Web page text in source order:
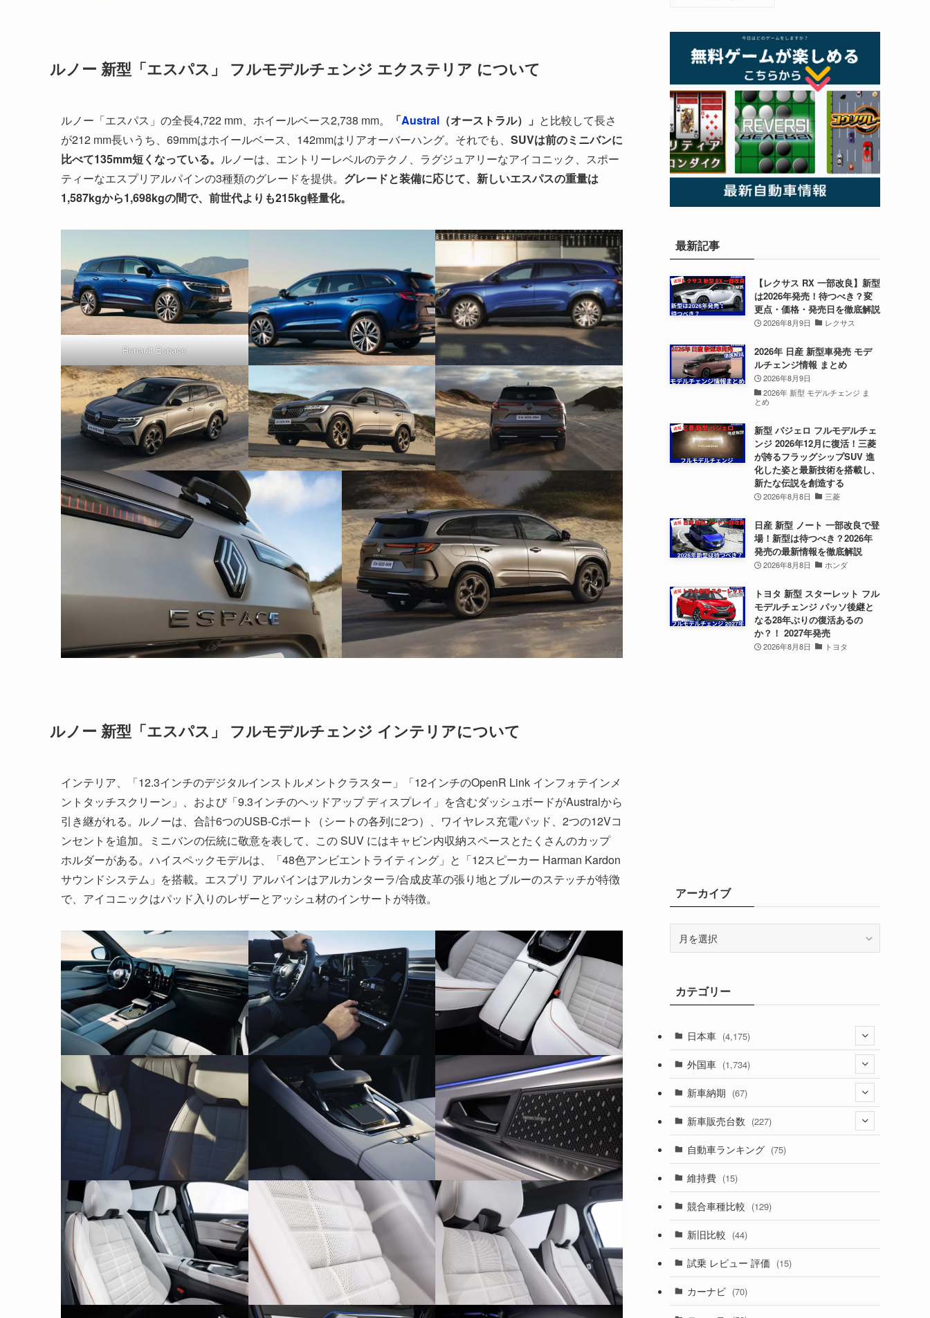
ルノー 新型「エスパス」 フルモデルチェンジ エクステリア について
ルノー「エスパス」の全長4,722 mm、ホイールベース2,738 mm。 「Austral （オーストラル）」 と比較して長さ
が212 mm長いうち、69mmはホイールベース、142mmはリアオーバーハング。それでも、 SUVは前のミニバンに
比べて135mm短くなっている。 ルノーは、エントリーレベルのテクノ、ラグジュアリーなアイコニック、スポー
ティーなエスプリアルパインの3種類のグレードを提供。 グレードと装備に応じて、新しいエスパスの重量は
1,587kgから1,698kgの間で、前世代よりも215kg軽量化。
Renault Espace
ルノー 新型「エスパス」 フルモデルチェンジ インテリアについて
インテリア、「12.3インチのデジタルインストルメントクラスター」「12インチのOpenR Link インフォテインメ
ントタッチスクリーン」、および「9.3インチのヘッドアップ ディスプレイ」を含むダッシュボードがAustralから
引き継がれる。ルノーは、合計6つのUSB-Cポート（シートの各列に2つ）、ワイヤレス充電パッド、2つの12Vコ
ンセントを追加。ミニバンの伝統に敬意を表して、この SUV にはキャビン内収納スペースとたくさんのカップ
ホルダーがある。ハイスペックモデルは、「48色アンビエントライティング」と「12スピーカー Harman Kardon
サウンドシステム」を搭載。エスプリ アルパインはアルカンターラ/合成皮革の張り地とブルーのステッチが特徴
で、アイコニックはパッド入りのレザーとアッシュ材のインサートが特徴。
最新記事
【レクサス RX 一部改良】新型
は2026年発売！待つべき？変
更点・価格・発売日を徹底解説
2026年8月9日 レクサス
2026年 日産 新型車発売 モデ
ルチェンジ情報 まとめ
2026年8月9日
2026年 新型 モデルチェンジ ま
とめ
新型 パジェロ フルモデルチェ
ンジ 2026年12月に復活！三菱
が誇るフラッグシップSUV 進
化した姿と最新技術を搭載し、
新たな伝説を創造する
2026年8月8日 三菱
日産 新型 ノート 一部改良で登
場！新型は待つべき？2026年
発売の最新情報を徹底解説
2026年8月8日 ホンダ
トヨタ 新型 スターレット フル
モデルチェンジ パッソ後継と
なる28年ぶりの復活あるの
か？！ 2027年発売
2026年8月8日 トヨタ
アーカイブ
ブカテゴリー
日本車 (4,175)
(1,321)
(330)
(526)
(357)
(328)
(194)
(230)
(253)
外国車 (1,734)
(188)
(242)
(85)
(84)
(14)
(222)
(50)
(58)
新車納期 (67)
(28)
(8)
(3)
(3)
(5)
(1)
新車販売台数 (227)
(21)
(5)
(7)
(5)
自動車ランキング (75)
維持費 (15)
競合車種比較 (129)
新旧比較 (44)
試乗 レビュー 評価 (15)
カーナビ (70)